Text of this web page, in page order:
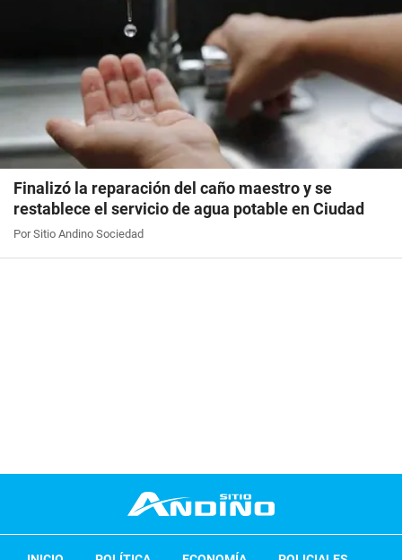
Finalizó la reparación del caño maestro y se
restablece el servicio de agua potable en Ciudad
Por Sitio Andino Sociedad